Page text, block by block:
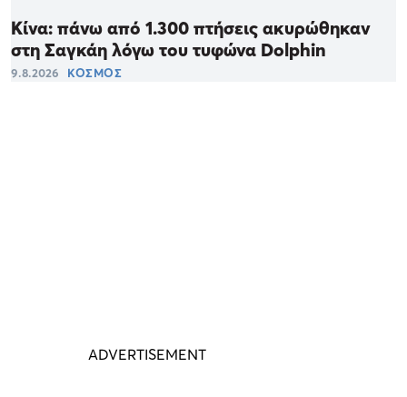
Κίνα: πάνω από 1.300 πτήσεις ακυρώθηκαν
στη Σαγκάη λόγω του τυφώνα Dolphin
9.8.2026 ΚΟΣΜΟΣ